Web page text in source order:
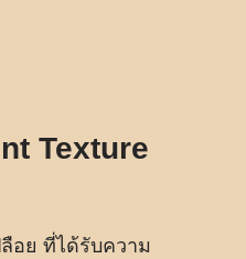
Texture
ลือย ที่ได้รับความ